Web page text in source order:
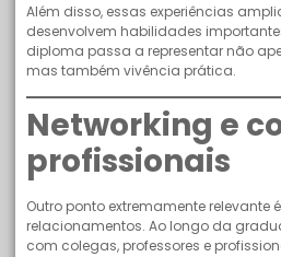
Além disso, essas experiências
desenvolvem habilidades
diploma passa a representar não
mas também vivência prática.
Networking e
profissionais
Outro ponto extremamente relevante
relacionamentos. Ao longo da
com colegas, professores e